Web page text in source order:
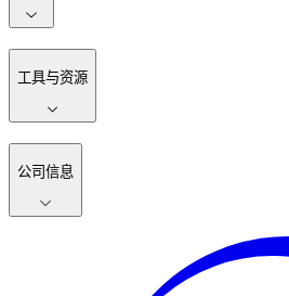
工具与资源
公司信息